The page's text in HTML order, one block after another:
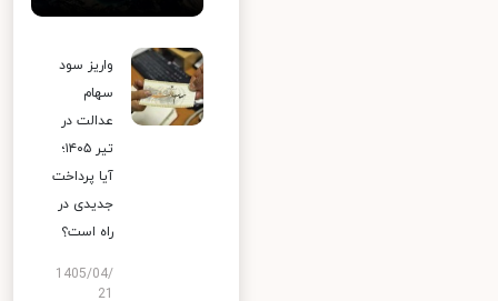
واریز سود
سهام
عدالت در
تیر ۱۴۰۵؛
آیا پرداخت
جدیدی در
راه است؟
1405/04/